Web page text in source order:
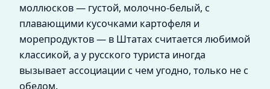
моллюсков — густой, молочно-белый, с
плавающими кусочками картофеля и
морепродуктов — в Штатах считается любимой
классикой, а у русского туриста иногда
вызывает ассоциации с чем угодно, только не с
обедом.